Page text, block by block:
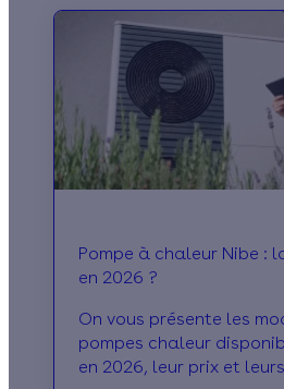
Pompe à chaleur Nibe :
en 2026 ?
On vous présente les
pompes chaleur
en 2026, leur prix et